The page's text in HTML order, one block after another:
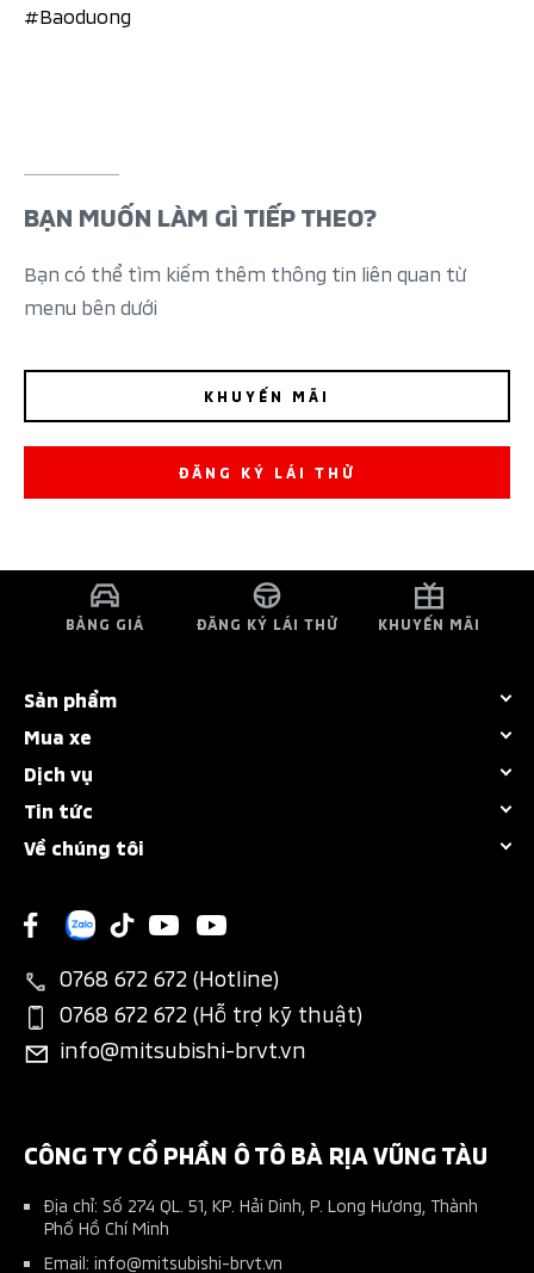
#Baoduong
BẠN MUỐN LÀM GÌ TIẾP THEO?
Bạn có thể tìm kiếm thêm thông tin liên quan từ
menu bên dưới
KHUYẾN MÃI
ĐĂNG KÝ LÁI THỬ
BẢNG GIÁ ĐĂNG KÝ LÁI THỬ KHUYẾN MÃI
Sản phẩm
Tất cả dòng xe
Destinator
Attrage
New Xpander
New Xpander Cross
All-New Triton
Pajero Sport
Mua xe
Bảng giá
Chương trình trả góp MAF
Đăng ký lái thử
Phụ kiện chính hãng
Dịch vụ
Chính sách bảo hành
Bảo dưỡng nhanh
Các hạng mục bảo dưỡng
Đặt lịch dịch vụ
Ứng dụng Mitsubishi Connect+
Kế hoạch bảo dưỡng xe
Tin tức
Sự kiện nổi bật
Tin tổng hợp
Tin tuyển dụng
Về chúng tôi
Liên hệ
0768 672 672 (Hotline)
0768 672 672 (Hỗ trợ kỹ thuật)
info@mitsubishi-brvt.vn
CÔNG TY CỔ PHẦN Ô TÔ BÀ RỊA VŨNG TÀU
Địa chỉ: Số 274 QL. 51, KP. Hải Dinh, P. Long Hương, Thành
Phố Hồ Chí Minh
Email: info@mitsubishi-brvt.vn